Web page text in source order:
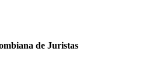
de Juristas